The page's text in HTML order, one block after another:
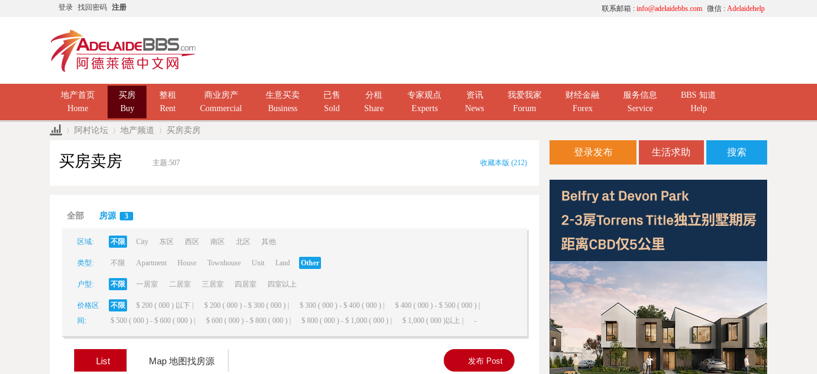
登录 找回密码 注册 微信 : Adelaidehelp
联系邮箱 : info@adelaidebbs.com
地产首页
Home
买房
Buy
整租
Rent
商业房产
Commercial
生意买卖
Business
已售
Sold
分租
Share
专家观点
Experts
资讯
News
我爱我家
Forum
财经金融
Forex
服务信息
Service
BBS 知道
Help
阿村论坛 地产频道 买房卖房
买房卖房 主题:507 收藏本版 (212)
全部 房源 3
区域: 不限 City 东区 西区 南区 北区 其他
类型: 不限 Apartment House Townhouse Unit Land Other
户型: 不限 一居室 二居室 三居室 四居室 四室以上
价格区
间:
不限 $ 200 ( 000 ) 以下 | $ 200 ( 000 ) - $ 300 ( 000 ) | $ 300 ( 000 ) - $ 400 ( 000 ) |
$ 400 ( 000 ) - $ 500 ( 000 ) |
$ 500 ( 000 ) - $ 600 ( 000 ) |
$ 600 ( 000 ) - $ 800 ( 000 ) | $ 800 ( 000 ) - $ 1,000 ( 000 ) | $ 1,000 ( 000 )以上 | -
List Map 地图找房源 发布 Post
登录发布 生活求助 搜索